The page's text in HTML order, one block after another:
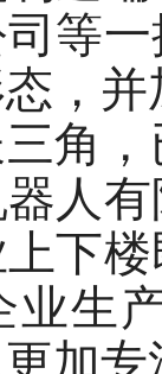
等
，
角
人
下
业生
加